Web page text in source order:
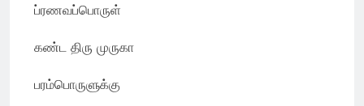
ப்ரணவப்பொருள்
கண்ட திரு முருகா
பரம்பொருளுக்கு